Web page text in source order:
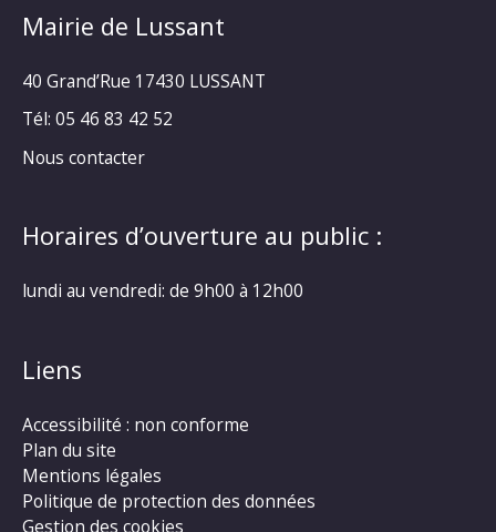
Mairie de Lussant
40 Grand’Rue 17430 LUSSANT
Tél: 05 46 83 42 52
Nous contacter
Horaires d’ouverture au public :
lundi au vendredi: de 9h00 à 12h00
Liens
Accessibilité : non conforme
Plan du site
Mentions légales
Politique de protection des données
Gestion des cookies